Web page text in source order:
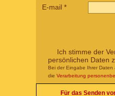
E-mail *
Ich stimme der
persönlichen Daten
Bei der Eingabe Ihrer Daten
die Verarbeitung
Für das Senden